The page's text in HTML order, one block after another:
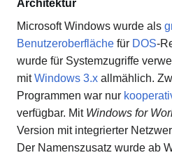
Architektur
Microsoft Windows wurde als
Benutzeroberfläche für DOS-
wurde für Systemzugriffe
mitWindows 3.x allmählich.
Programmen war nur
verfügbar. Mit Windows for
Version mit integrierter
Der Namenszusatz wurde ab